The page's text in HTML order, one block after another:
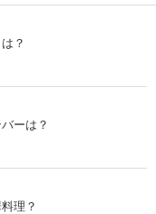
？
ーは？
理？